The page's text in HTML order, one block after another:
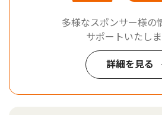
多様なスポンサー様の
サポートいたしま
詳細を見る